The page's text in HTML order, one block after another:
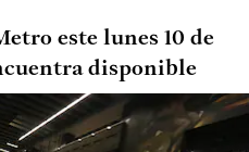
este lunes 10 de
disponible